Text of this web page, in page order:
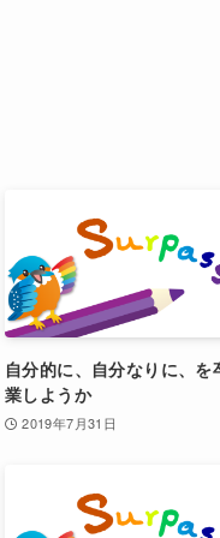
自分的に、自分なりに、を
業しようか
2019年7月31日